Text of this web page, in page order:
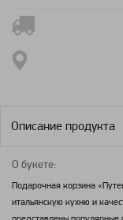
Описание продукта
О букете:
Подарочная корзина
итальянскую кухню и